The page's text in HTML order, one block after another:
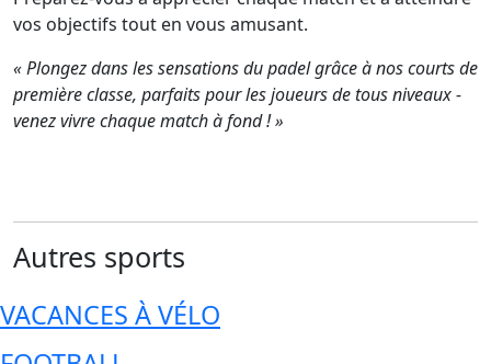
vos objectifs tout en vous amusant.
« Plongez dans les sensations du padel grâce à nos courts de
première classe, parfaits pour les joueurs de tous niveaux -
venez vivre chaque match à fond ! »
Autres sports
VACANCES À VÉLO